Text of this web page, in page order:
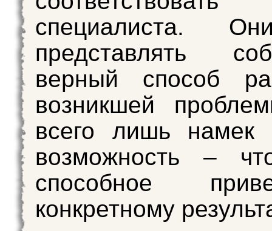
специалиста.
представлять
верный способ
возникшей
всего лишь намек
возможность –
способное
конкретному